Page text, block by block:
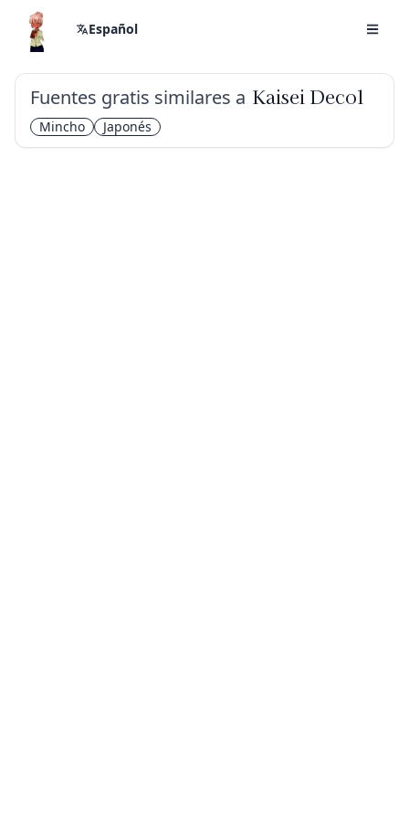
Español
Fuentes gratis similares a Kaisei Decol
Mincho Japonés